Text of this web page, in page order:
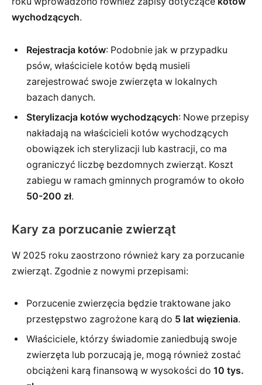
wychodzących.
Rejestracja kotów: Podobnie jak w przypadku
psów, właściciele kotów będą musieli
zarejestrować swoje zwierzęta w lokalnych
bazach danych.
Sterylizacja kotów wychodzących: Nowe przepisy
nakładają na właścicieli kotów wychodzących
obowiązek ich sterylizacji lub kastracji, co ma
ograniczyć liczbę bezdomnych zwierząt. Koszt
zabiegu w ramach gminnych programów to około
50-200 zł.
Kary za porzucanie zwierząt
W 2025 roku zaostrzono również kary za porzucanie
zwierząt. Zgodnie z nowymi przepisami:
Porzucenie zwierzęcia będzie traktowane jako
przestępstwo zagrożone karą do 5 lat więzienia.
Właściciele, którzy świadomie zaniedbują swoje
zwierzęta lub porzucają je, mogą również zostać
obciążeni karą finansową w wysokości do 10 tys.